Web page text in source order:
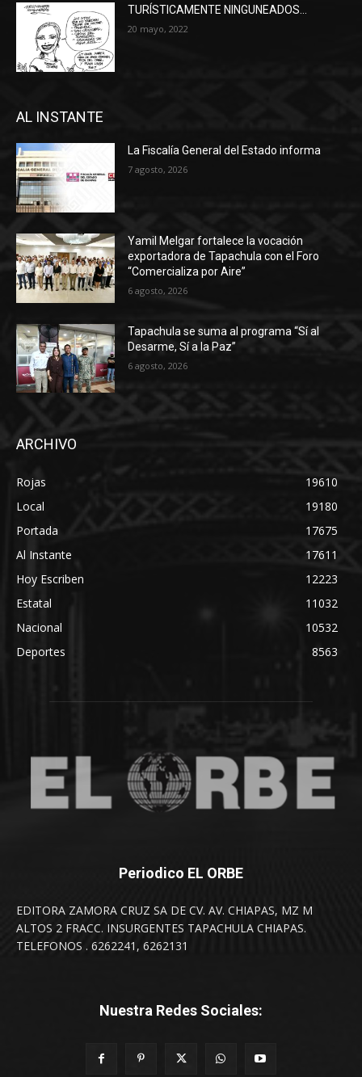
TURÍSTICAMENTE NINGUNEADOS…
20 mayo, 2022
AL INSTANTE
La Fiscalía General del Estado informa
7 agosto, 2026
Yamil Melgar fortalece la vocación
exportadora de Tapachula con el Foro
“Comercializa por Aire”
6 agosto, 2026
Tapachula se suma al programa “Sí al
Desarme, Sí a la Paz”
6 agosto, 2026
ARCHIVO
Rojas
19610
Local
19180
Portada
17675
Al Instante
17611
Hoy Escriben
12223
Estatal
11032
Nacional
10532
Deportes
8563
Periodico EL ORBE
EDITORA ZAMORA CRUZ SA DE CV. AV. CHIAPAS, MZ M
ALTOS 2 FRACC. INSURGENTES TAPACHULA CHIAPAS.
TELEFONOS . 6262241, 6262131
Nuestra Redes Sociales: